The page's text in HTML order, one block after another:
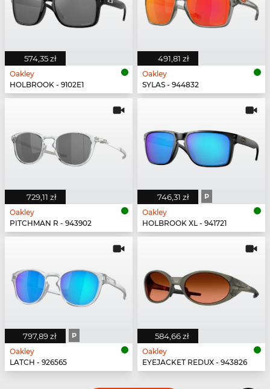
574,35 zł
Oakley
HOLBROOK - 9102E1
491,81 zł
Oakley
SYLAS - 944832
729,11 zł
Oakley
PITCHMAN R - 943902
746,31 zł P
Oakley
HOLBROOK XL - 941721
797,89 zł P
Oakley
LATCH - 926565
584,66 zł
Oakley
EYEJACKET REDUX - 943826